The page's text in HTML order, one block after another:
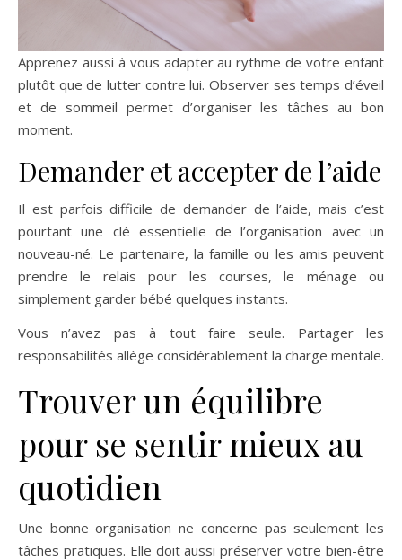
Apprenez aussi à vous adapter au rythme de votre enfant
plutôt que de lutter contre lui. Observer ses temps d’éveil
et de sommeil permet d’organiser les tâches au bon
moment.
Demander et accepter de l’aide
Il est parfois difficile de demander de l’aide, mais c’est
pourtant une clé essentielle de l’organisation avec un
nouveau-né. Le partenaire, la famille ou les amis peuvent
prendre le relais pour les courses, le ménage ou
simplement garder bébé quelques instants.
Vous n’avez pas à tout faire seule. Partager les
responsabilités allège considérablement la charge mentale.
Trouver un équilibre
pour se sentir mieux au
quotidien
Une bonne organisation ne concerne pas seulement les
tâches pratiques. Elle doit aussi préserver votre bien-être